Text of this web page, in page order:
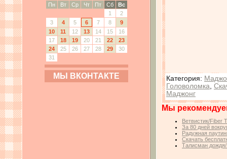
Пн
Вт Ср Чт Пт Сб
Вс
1
2
3
4 5 6 7 8
9
10
11 12 13 14 15
16
17
18 19 20 21 22
23
24
25 26 27 28 29
30
31
МЫ ВКОНТАКТЕ Категория:
Головоломка
Маджонг
Мы
Ветвистик/Fiber
За 80 дней
Радужная
Скачать
Талисман дождя/